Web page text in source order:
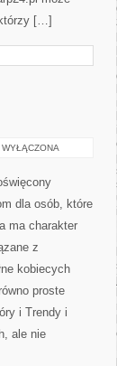
[…]
dla osób, które
ma charakter
z
kobiecych
proste
i Trendy i
ale nie